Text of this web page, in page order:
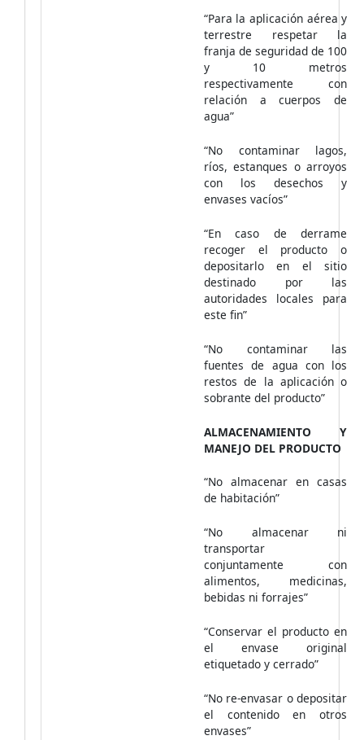
“Para la aplicación aérea y
terrestre respetar la
franja de seguridad de 100
y 10 metros
respectivamente con
relación a cuerpos de
agua”
“No contaminar lagos,
ríos, estanques o arroyos
con los desechos y
envases vacíos”
“En caso de derrame
recoger el producto o
depositarlo en el sitio
destinado por las
autoridades locales para
este fin”
“No contaminar las
fuentes de agua con los
restos de la aplicación o
sobrante del producto”
ALMACENAMIENTO Y
MANEJO DEL PRODUCTO
“No almacenar en casas
de habitación”
“No almacenar ni
transportar
conjuntamente con
alimentos, medicinas,
bebidas ni forrajes”
“Conservar el producto en
el envase original
etiquetado y cerrado”
“No re-envasar o depositar
el contenido en otros
envases”